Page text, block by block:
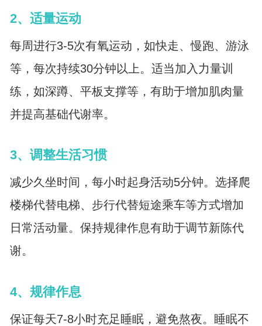
2、适量运动
每周进行3-5次有氧运动，如快走、慢跑、游泳
等，每次持续30分钟以上。适当加入力量训
练，如深蹲、平板支撑等，有助于增加肌肉量
并提高基础代谢率。
3、调整生活习惯
减少久坐时间，每小时起身活动5分钟。选择爬
楼梯代替电梯、步行代替短途乘车等方式增加
日常活动量。保持规律作息有助于调节新陈代
谢。
4、规律作息
保证每天7-8小时充足睡眠，避免熬夜。睡眠不